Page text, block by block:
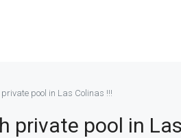
pool in Las Colinas !!!
private pool in